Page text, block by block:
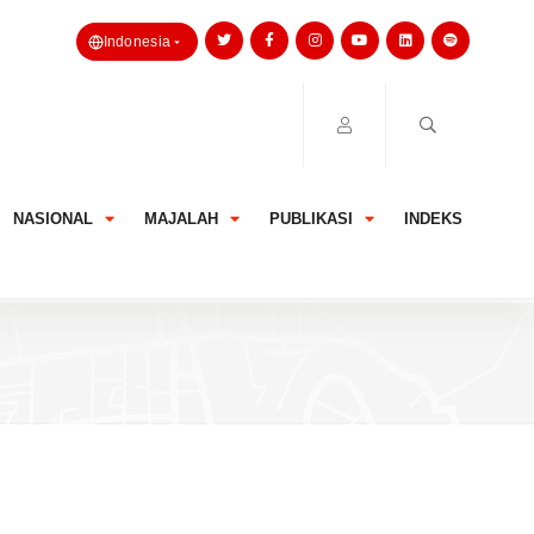
Indonesia
NASIONAL MAJALAH PUBLIKASI INDEKS